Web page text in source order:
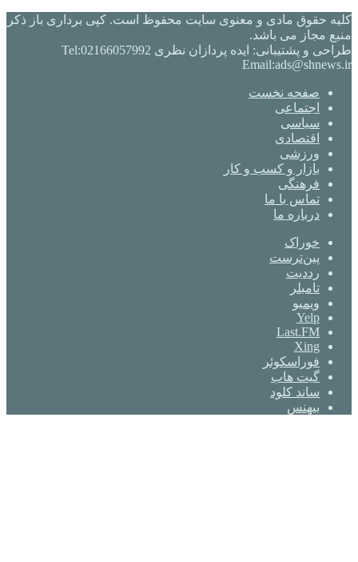
کلیه حقوق مادی و معنوی سایت محفوظ است. کپی برداری باز ذکر
منبع مجاز می باشد.
طراحی و پشتیبانی: ایده پردازان نظری Tel:02166057992
Email:ads@shnews.ir
صفحه نخست
اجتماعی
سیاسی
اقتصادی
ورزشی
بازار و کسب و کار
فرهنگی
تماس با ما
درباره ما
خوراک
‫پین‌ترست
‫رددیت
‫تامبلر
ویمیو
Yelp
Last.FM
Xing
فوراسکوئر
گیت ‌هاب
ساند کلود
بیهنس